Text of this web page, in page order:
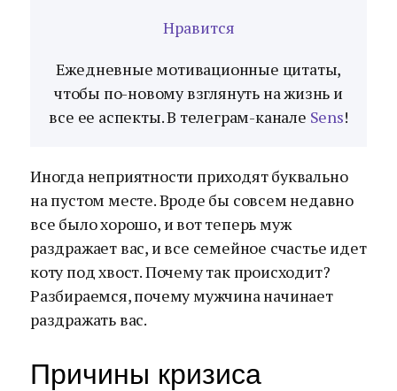
Нравится
Ежедневные мотивационные цитаты,
чтобы по-новому взглянуть на жизнь и
все ее аспекты. В телеграм-канале Sens!
Иногда неприятности приходят буквально
на пустом месте. Вроде бы совсем недавно
все было хорошо, и вот теперь муж
раздражает вас, и все семейное счастье идет
коту под хвост. Почему так происходит?
Разбираемся, почему мужчина начинает
раздражать вас.
Причины кризиса